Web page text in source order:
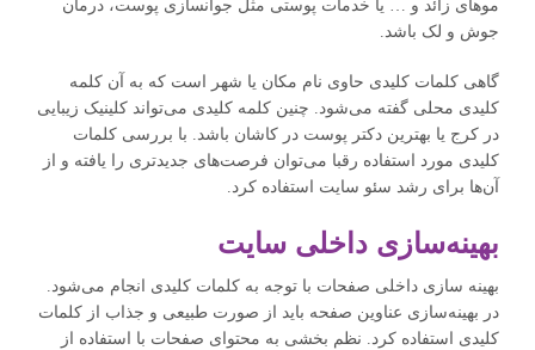
موهای زائد و … یا خدمات پوستی مثل جوانسازی پوست، درمان
جوش و لک باشد.
گاهی کلمات کلیدی حاوی نام مکان یا شهر است که به آن کلمه
کلیدی محلی گفته می‌شود. چنین کلمه کلیدی می‌تواند کلینیک زیبایی
در کرج یا بهترین دکتر پوست در کاشان باشد. با بررسی کلمات
کلیدی مورد استفاده رقبا می‌توان فرصت‌های جدیدتری را یافته و از
آن‌ها برای رشد سئو سایت استفاده کرد.
بهینه‌سازی داخلی سایت
بهینه سازی داخلی صفحات با توجه به کلمات کلیدی انجام می‌شود.
در بهینه‌سازی عناوین صفحه باید از صورت طبیعی و جذاب از کلمات
کلیدی استفاده کرد. نظم بخشی به محتوای صفحات با استفاده از